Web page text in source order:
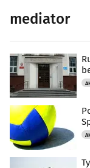
mediator